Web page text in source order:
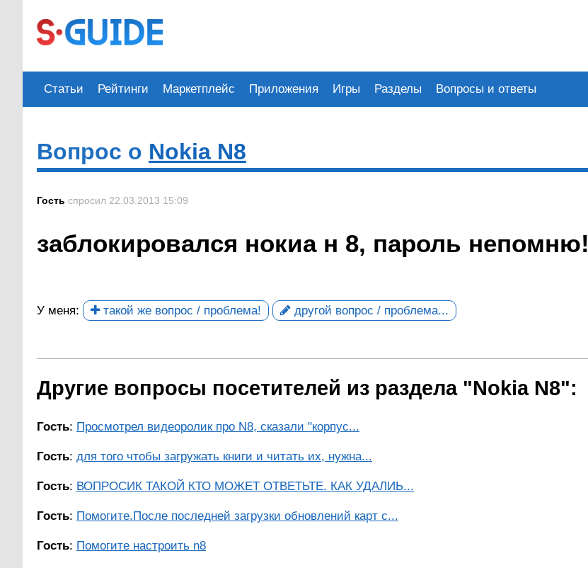
Статьи Рейтинги Маркетплейс Приложения Игры Разделы Вопросы и ответы
Вопрос о Nokia N8
Гость спросил 22.03.2013 15:09
заблокировался нокиа н 8, пароль непомню!
У меня: такой же вопрос / проблема! другой вопрос / проблема...
Другие вопросы посетителей из раздела "Nokia N8":
Гость: Просмотрел видеоролик про N8, сказали "корпус...
Гость: для того чтобы загружать книги и читать их, нужна...
Гость: ВОПРОСИК ТАКОЙ КТО МОЖЕТ ОТВЕТЬТЕ. КАК УДАЛИЬ...
Гость: Помогите.После последней загрузки обновлений карт с...
Гость: Помогите настроить n8